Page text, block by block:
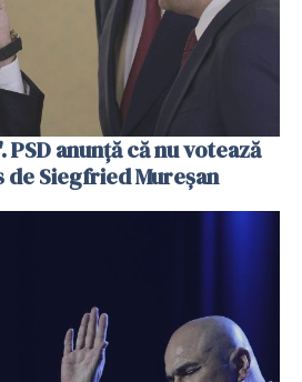
anunţă că nu votează
Siegfried Mureşan